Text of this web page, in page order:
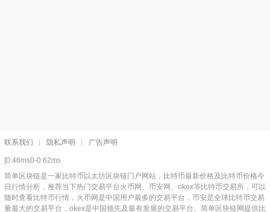
联系我们 隐私声明 广告声明
[0:46ms0-0:62ms
简单区块链是一家比特币以太坊区块链门户网站，比特币最新价格及比特币价格今
日行情分析，推荐当下热门交易平台火币网、币安网、okex等比特币交易所，可以
随时查看比特币行情，火币网是中国用户最多的交易平台，币安是全球比特币交易
量最大的交易平台，okex是中国领先及最有发展的交易平台。简单区块链网提供比